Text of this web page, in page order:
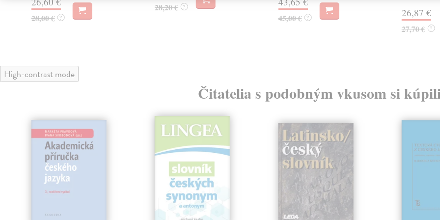
28,00 € ?
28,20 € ?
45,00 € ? 26,87 €
27,70 € ?
High-contrast mode
Čitatelia s podobným vkusom si